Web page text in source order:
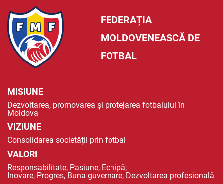
FEDERAȚIA
MOLDOVENEASCĂ DE
FOTBAL
MISIUNE
Dezvoltarea, promovarea și protejarea fotbalului în
Moldova
VIZIUNE
Consolidarea societății prin fotbal
VALORI
Responsabilitate, Pasiune, Echipă;
Inovare, Progres, Buna guvernare, Dezvoltarea profesională